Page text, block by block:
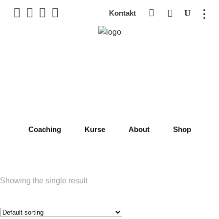
Kontakt
Coaching Kurse About Shop
Showing the single result